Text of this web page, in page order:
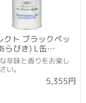
クト ブラックペッ
らびき) L缶
個セット
辛味と香りをお楽し
い。
5,355円